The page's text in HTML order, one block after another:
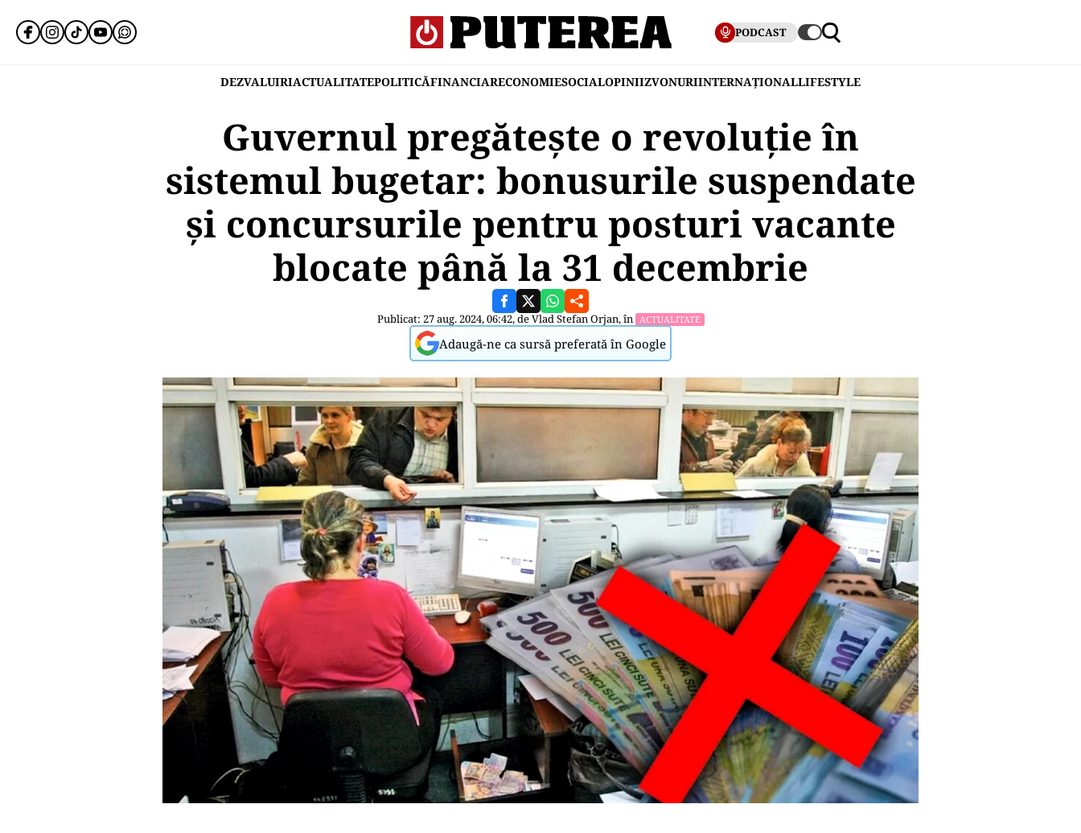
PODCAST
DEZVALUIRIACTUALITATEPOLITICĂFINANCIARECONOMIESOCIALOPINIIZVONURIINTERNAȚIONALLIFESTYLE
Guvernul pregătește o revoluție în
sistemul bugetar: bonusurile suspendate
și concursurile pentru posturi vacante
blocate până la 31 decembrie
Publicat: 27 aug. 2024, 06:42, deVlad Stefan Orjan, în ACTUALITATE
Adaugă-ne ca sursă preferată în Google